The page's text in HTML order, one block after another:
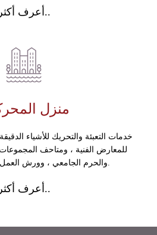
أعرف أكثر..
منزل
خدمات التعبئة والتحريك للأشياء
للمعارض الفنية ، ومتاحف
والحرم الجامعي ، وورش العمل ، ووحدات التصنيع.
أعرف أكثر..